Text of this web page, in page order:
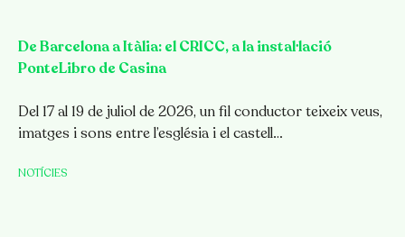
De Barcelona a Itàlia: el CRICC, a la instal·lació
PonteLibro de Casina
Del 17 al 19 de juliol de 2026, un fil conductor teixeix veus,
imatges i sons entre l’església i el castell…
NOTÍCIES